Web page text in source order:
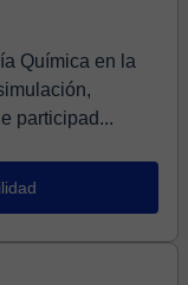
Química en la
participad...